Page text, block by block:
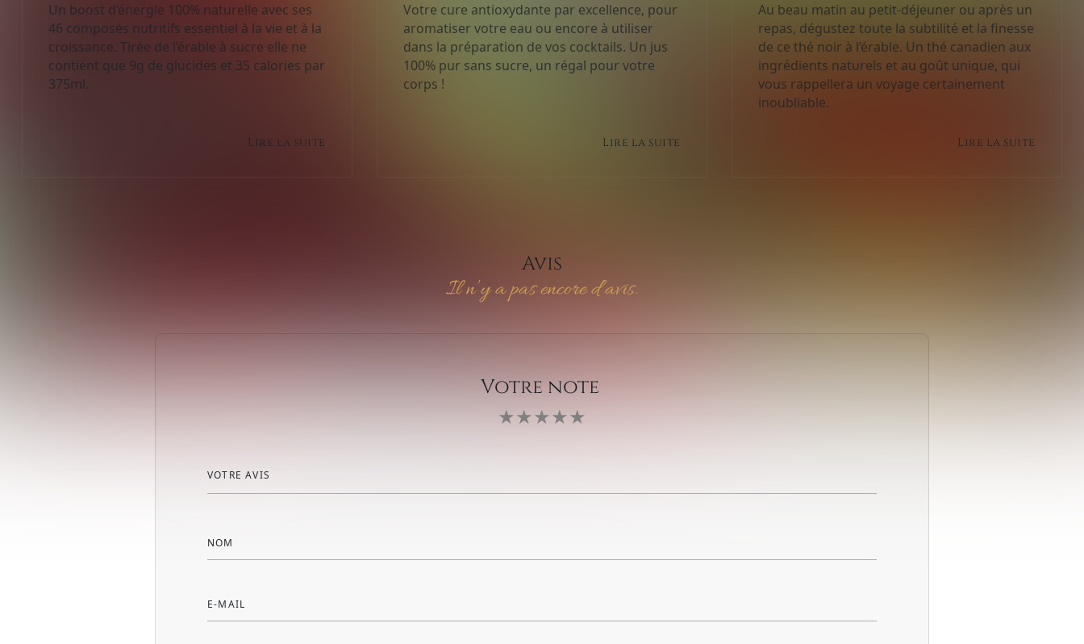
Un boost d’énergie 100% naturelle avec ses
46 composés nutritifs essentiel à la vie et à la
croissance. Tirée de l’érable à sucre elle ne
contient que 9g de glucides et 35 calories par
375ml.
Lire la suite
Votre cure antioxydante par excellence, pour
aromatiser votre eau ou encore à utiliser
dans la préparation de vos cocktails. Un jus
100% pur sans sucre, un régal pour votre
corps !
Lire la suite
Au beau matin au petit-déjeuner ou après un
repas, dégustez toute la subtilité et la finesse
de ce thé noir à l’érable. Un thé canadien aux
ingrédients naturels et au goût unique, qui
vous rappellera un voyage certainement
inoubliable.
Lire la suite
Avis
Il n’y a pas encore d’avis.
Votre note
VOTRE AVIS
NOM
E-MAIL